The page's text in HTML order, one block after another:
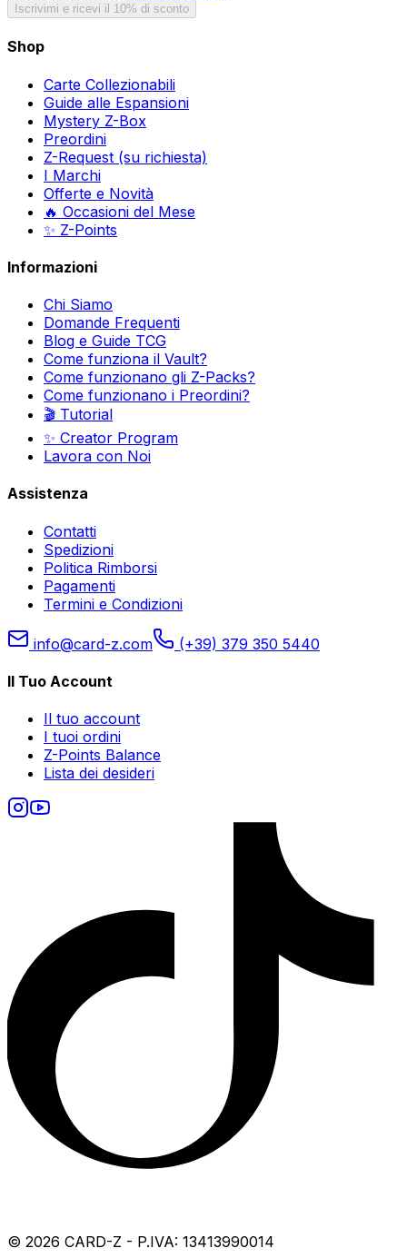
Iscrivimi e ricevi il 10% di sconto
Shop
Carte Collezionabili
Guide alle Espansioni
Mystery Z-Box
Preordini
Z-Request (su richiesta)
I Marchi
Offerte e Novità
🔥 Occasioni del Mese
✨ Z-Points
Informazioni
Chi Siamo
Domande Frequenti
Blog e Guide TCG
Come funziona il Vault?
Come funzionano gli Z-Packs?
Come funzionano i Preordini?
🎬 Tutorial
✨ Creator Program
Lavora con Noi
Assistenza
Contatti
Spedizioni
Politica Rimborsi
Pagamenti
Termini e Condizioni
info@card-z.com (+39) 379 350 5440
Il Tuo Account
Il tuo account
I tuoi ordini
Z-Points Balance
Lista dei desideri
© 2026 CARD-Z - P.IVA: 13413990014